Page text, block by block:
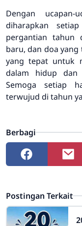
Dengan
diharapkan
pergantian tahun
baru, dan doa yang
yang tepat untuk
dalam hidup dan
Semoga setiap
terwujud di tahun
Berbagi
Postingan Terkait